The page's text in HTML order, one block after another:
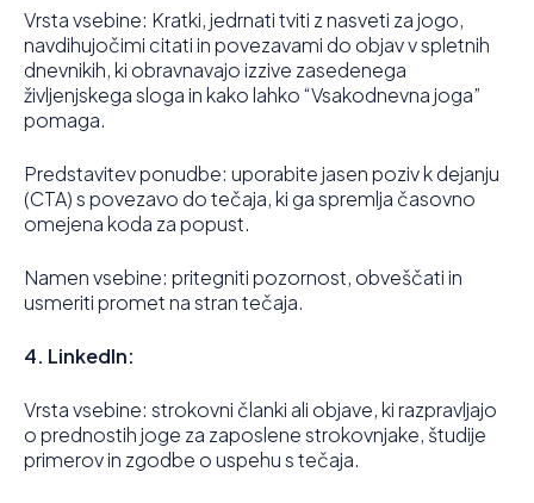
Vrsta vsebine: Kratki, jedrnati tviti z nasveti za jogo,
navdihujočimi citati in povezavami do objav v spletnih
dnevnikih, ki obravnavajo izzive zasedenega
življenjskega sloga in kako lahko “Vsakodnevna joga”
pomaga.
Predstavitev ponudbe: uporabite jasen poziv k dejanju
(CTA) s povezavo do tečaja, ki ga spremlja časovno
omejena koda za popust.
Namen vsebine: pritegniti pozornost, obveščati in
usmeriti promet na stran tečaja.
4. LinkedIn:
Vrsta vsebine: strokovni članki ali objave, ki razpravljajo
o prednostih joge za zaposlene strokovnjake, študije
primerov in zgodbe o uspehu s tečaja.